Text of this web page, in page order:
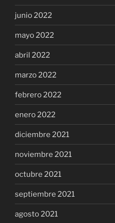
junio 2022
mayo 2022
abril 2022
marzo 2022
febrero 2022
enero 2022
diciembre 2021
noviembre 2021
octubre 2021
septiembre 2021
agosto 2021